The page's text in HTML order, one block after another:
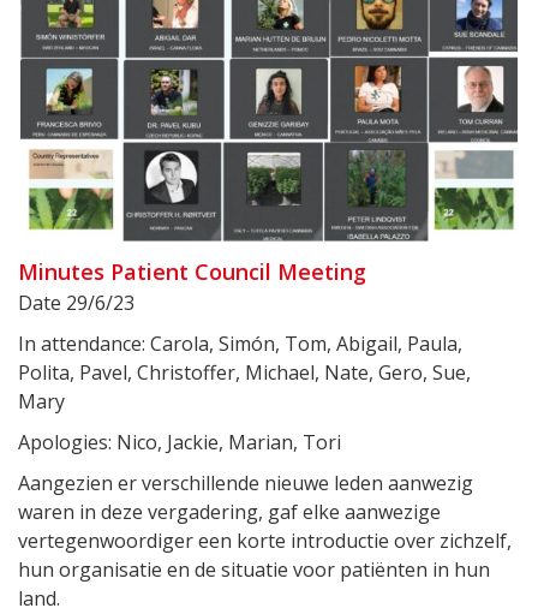
Minutes Patient Council Meeting
Date 29/6/23
In attendance: Carola, Simón, Tom, Abigail, Paula,
Polita, Pavel, Christoffer, Michael, Nate, Gero, Sue,
Mary
Apologies: Nico, Jackie, Marian, Tori
Aangezien er verschillende nieuwe leden aanwezig
waren in deze vergadering, gaf elke aanwezige
vertegenwoordiger een korte introductie over zichzelf,
hun organisatie en de situatie voor patiënten in hun
land.